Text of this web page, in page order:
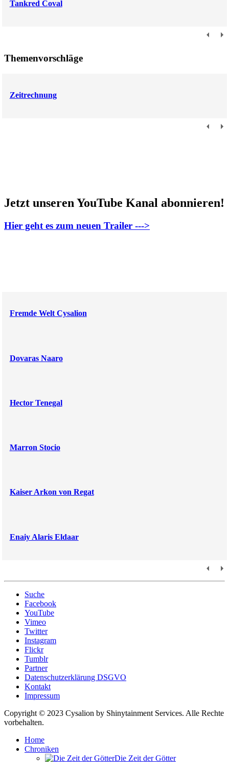
Tankred Coval
Themenvorschläge
Zeitrechnung
Jetzt unseren YouTube Kanal abonnieren!
Hier geht es zum neuen Trailer --->
Fremde Welt Cysalion
Dovaras Naaro
Hector Tenegal
Marron Stocio
Kaiser Arkon von Regat
Enaiy Alaris Eldaar
Suche
Facebook
YouTube
Vimeo
Twitter
Instagram
Flickr
Tumblr
Partner
Datenschutzerklärung DSGVO
Kontakt
Impressum
Copyright © 2023 Cysalion by Shinytainment Services. Alle Rechte
vorbehalten.
Home
Chroniken
Die Zeit der Götter